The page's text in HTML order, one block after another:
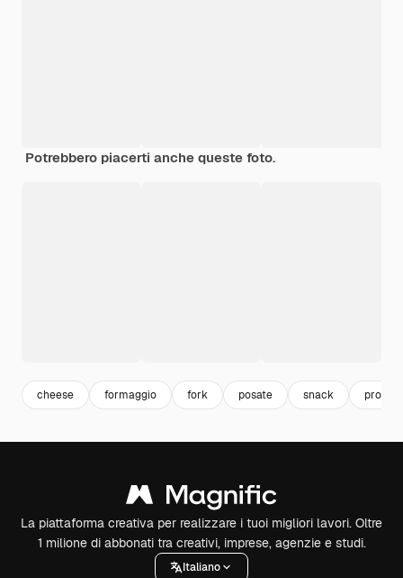
Potrebbero piacerti anche queste foto.
cheese formaggio fork posate snack prodotti
La piattaforma creativa per realizzare i tuoi migliori lavori. Oltre
1 milione di abbonati tra creativi, imprese, agenzie e studi.
Italiano